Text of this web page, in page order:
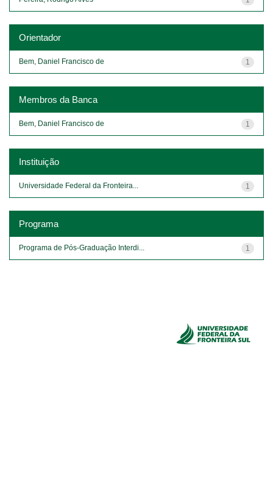
Orientador
1
Bem, Daniel Francisco de
Membros da Banca
1
Bem, Daniel Francisco de
Instituição
1
Universidade Federal da Fronteira...
Programa
1
Programa de Pós-Graduação Interdi...